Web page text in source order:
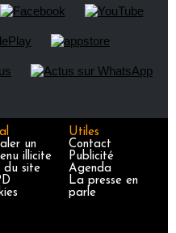
un
illicite
du site
Utiles
Contact
Publicité
Agenda
La presse en
parle